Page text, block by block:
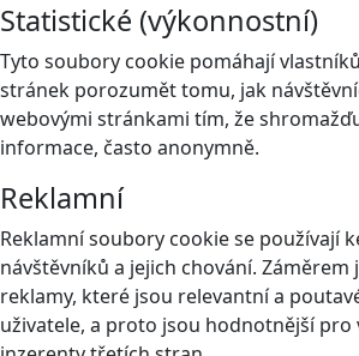
Statistické (výkonnostní)
Tyto soubory cookie pomáhají
stránek porozumět tomu, jak
webovými stránkami tím, že
informace, často anonymně.
Reklamní
Reklamní soubory cookie se používají
návštěvníků a jejich chování. Záměrem
reklamy, které jsou relevantní a
uživatele, a proto jsou hodnotnější pro